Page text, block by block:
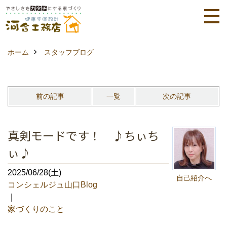
ホーム スタッフブログ
前の記事 一覧 次の記事
自己紹介へ
真剣モードです！ ♪ちぃち
ぃ♪
2025/06/28(土)
コンシェルジュ山口Blog
家づくりのこと